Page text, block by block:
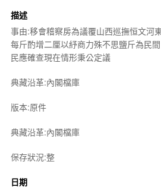
描述
事由:移會稽察房為議覆山西巡撫恒文河
每斤酌增二厘以紓商力殊不思鹽斤為民
民應確查現在情形秉公定議
典藏沿革:內閣檔庫
版本:原件
典藏沿革:內閣檔庫
保存狀況:整
日期